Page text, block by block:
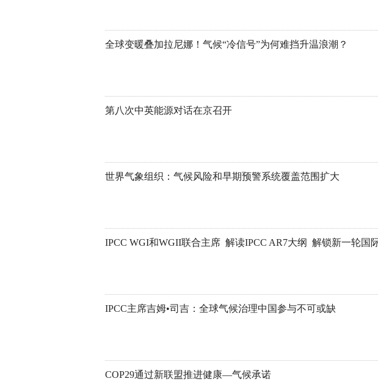
全球变暖叠加拉尼娜！气候“冷信号”为何难挡升温浪潮？
第八次中英能源对话在京召开
世界气象组织：气候风险和早期预警系统覆盖范围扩大
IPCC主席吉姆•司吉：全球气候治理中国参与不可或缺
COP29通过新联盟推进健康—气候承诺